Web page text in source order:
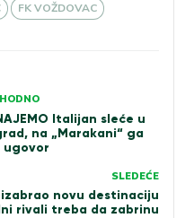
FK VOŽDOVAC
Italijan sleće u
na „Marakani“ ga
ugovor
SLEDEĆE
izabrao novu destinaciju
rivali treba da zabrinu